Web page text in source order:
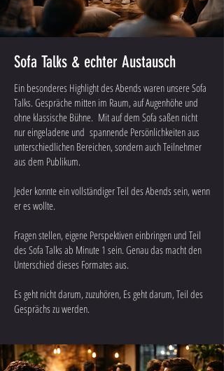
Sofa Talks & echter Austausch
Ein besonderes Highlight des Abends waren unsere Sofa
Talks. Gespräche mitten im Raum, auf Augenhöhe und
ohne klassische Bühne. Mit auf dem Sofa saßen nicht
nur eingeladene und spannende Persönlichkeiten aus
unterschiedlichen Bereichen, sondern auch Teilnehmer
aus dem Publikum.
Jeder konnte ein vollständiger Teil des Abends sein, wenn
er es wollte.
Fragen stellen, eigene Perspektiven einbringen und Teil
des Sofa Talks ab Minute 1 sein. Genau das macht den
Unterschied dieses Formates aus.
Es geht nicht darum, zuzuhören, Es geht darum, Teil des
Gesprächs zu werden.